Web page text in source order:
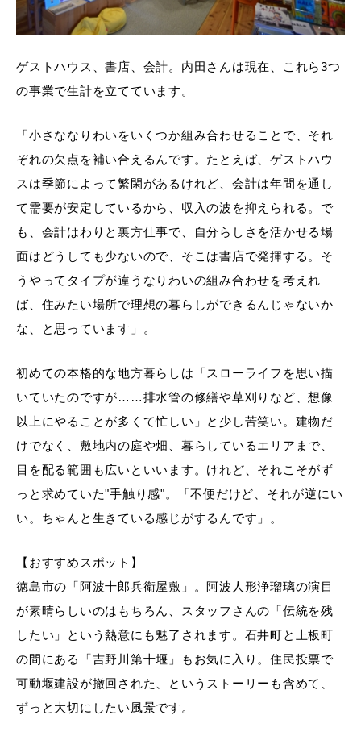
ゲストハウス、書店、会計。内田さんは現在、これら3つ
の事業で生計を立てています。
「小さななりわいをいくつか組み合わせることで、それ
ぞれの欠点を補い合えるんです。たとえば、ゲストハウ
スは季節によって繁閑があるけれど、会計は年間を通し
て需要が安定しているから、収入の波を抑えられる。で
も、会計はわりと裏方仕事で、自分らしさを活かせる場
面はどうしても少ないので、そこは書店で発揮する。そ
うやってタイプが違うなりわいの組み合わせを考えれ
ば、住みたい場所で理想の暮らしができるんじゃないか
な、と思っています」。
初めての本格的な地方暮らしは「スローライフを思い描
いていたのですが……排水管の修繕や草刈りなど、想像
以上にやることが多くて忙しい」と少し苦笑い。建物だ
けでなく、敷地内の庭や畑、暮らしているエリアまで、
目を配る範囲も広いといいます。けれど、それこそがず
っと求めていた"手触り感"。「不便だけど、それが逆にい
い。ちゃんと生きている感じがするんです」。
【おすすめスポット】
徳島市の「阿波十郎兵衛屋敷」。阿波人形浄瑠璃の演目
が素晴らしいのはもちろん、スタッフさんの「伝統を残
したい」という熱意にも魅了されます。石井町と上板町
の間にある「吉野川第十堰」もお気に入り。住民投票で
可動堰建設が撤回された、というストーリーも含めて、
ずっと大切にしたい風景です。